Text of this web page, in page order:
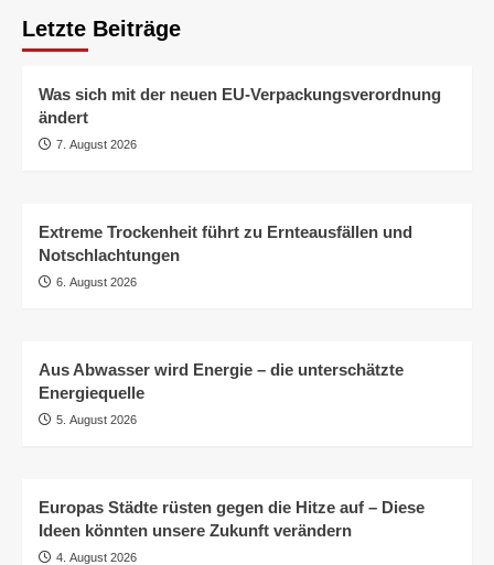
Letzte Beiträge
Was sich mit der neuen EU-Verpackungsverordnung
ändert
7. August 2026
Extreme Trockenheit führt zu Ernteausfällen und
Notschlachtungen
6. August 2026
Aus Abwasser wird Energie – die unterschätzte
Energiequelle
5. August 2026
Europas Städte rüsten gegen die Hitze auf – Diese
Ideen könnten unsere Zukunft verändern
4. August 2026